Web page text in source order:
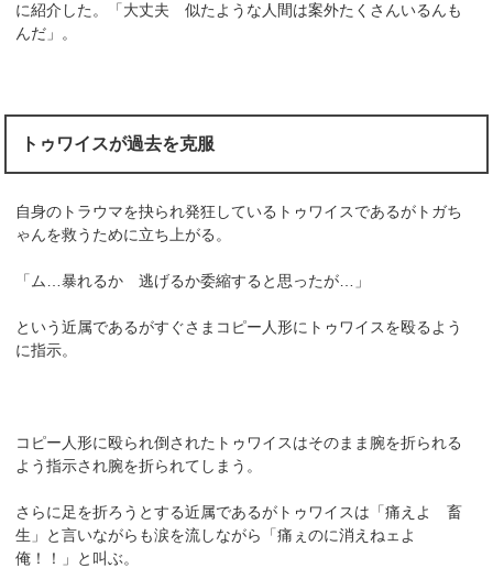
に紹介した。「大丈夫 似たような人間は案外たくさんいるんも
んだ」。
トゥワイスが過去を克服
自身のトラウマを抉られ発狂しているトゥワイスであるがトガち
ゃんを救うために立ち上がる。
「ム…暴れるか 逃げるか委縮すると思ったが…」
という近属であるがすぐさまコピー人形にトゥワイスを殴るよう
に指示。
コピー人形に殴られ倒されたトゥワイスはそのまま腕を折られる
よう指示され腕を折られてしまう。
さらに足を折ろうとする近属であるがトゥワイスは「痛えよ 畜
生」と言いながらも涙を流しながら「痛ぇのに消えねェよ
俺！！」と叫ぶ。